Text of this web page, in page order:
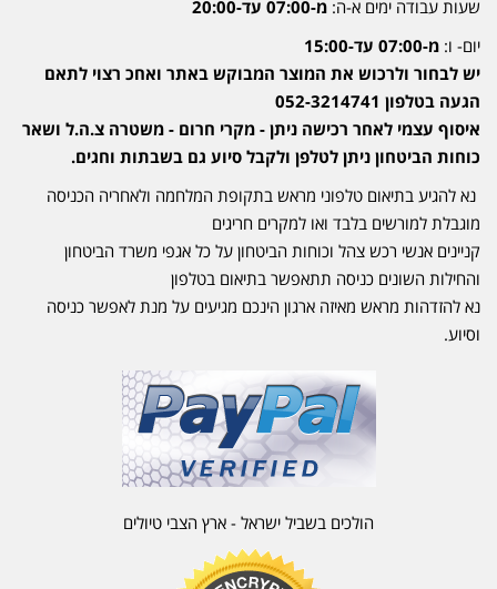
שעות עבודה ימים א-ה: מ-07:00 עד-20:00
יום- ו: מ-07:00 עד-15:00
יש לבחור ולרכוש את המוצר המבוקש באתר ואחכ רצוי לתאם
הגעה בטלפון 052-3214741
איסוף עצמי לאחר רכישה ניתן - מקרי חרום - משטרה צ.ה.ל ושאר
כוחות הביטחון ניתן לטלפן ולקבל סיוע גם בשבתות וחגים.
נא להגיע בתיאום טלפוני מראש בתקופת המלחמה ולאחריה הכניסה
מוגבלת למורשים בלבד ואו למקרים חריגים
קניינים אנשי רכש צהל וכוחות הביטחון על כל אגפי משרד הביטחון
והחילות השונים כניסה תתאפשר בתיאום בטלפון
נא להזדהות מראש מאיזה ארגון הינכם מגיעים על מנת לאפשר כניסה
וסיוע.
הולכים בשביל ישראל - ארץ הצבי טיולים